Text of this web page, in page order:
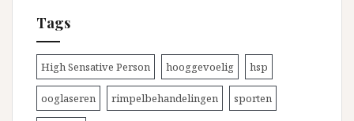
Tags
High Sensative Person hooggevoelig hsp
ooglaseren rimpelbehandelingen sporten